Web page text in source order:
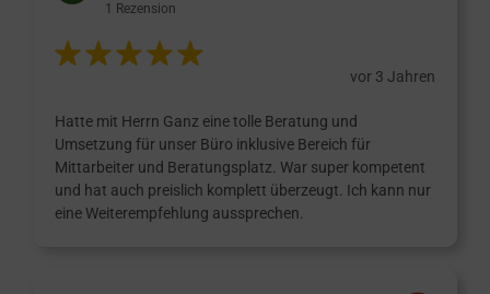
1 Rezension
vor 3 Jahren
Hatte mit Herrn Ganz eine tolle Beratung und
Umsetzung für unser Büro inklusive Bereich für
Mittarbeiter und Beratungsplatz. War super kompetent
und hat auch preislich komplett überzeugt. Ich kann nur
eine Weiterempfehlung aussprechen.